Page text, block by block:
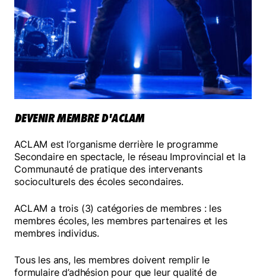
Faire un don
DEVENIR MEMBRE D'ACLAM
ACLAM est l’organisme derrière le programme
Secondaire en spectacle, le réseau Improvincial et la
Communauté de pratique des intervenants
socioculturels des écoles secondaires.
ACLAM a trois (3) catégories de membres : les
membres écoles, les membres partenaires et les
membres individus.
Tous les ans, les membres doivent remplir le
formulaire d’adhésion pour que leur qualité de